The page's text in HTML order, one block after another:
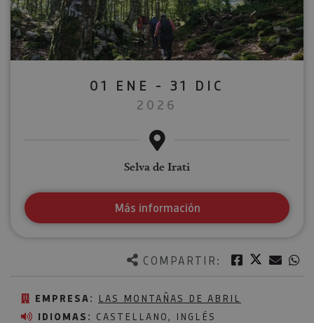
COMPARTIR: Facebook
Twitter
EMPRESA: LAS MONTAÑAS DE ABRIL
IDIOMAS: CASTELLANO, INGLÉS
01 ENE - 31 DIC
2026
Selva de Irati
Más información